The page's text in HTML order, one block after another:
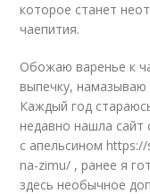
которое станет
чаепития.
Обожаю варенье к
выпечку, намазываю
Каждый год
недавно нашла сайт
с апельсином
na-zimu/ , ранее я
здесь необычное